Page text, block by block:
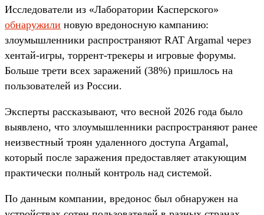
Исследователи из «Лаборатории Касперского»
обнаружили новую вредоносную кампанию:
злоумышленники распространяют RAT Argamal через
хентай-игры, торрент-трекеры и игровые форумы.
Больше трети всех заражений (38%) пришлось на
пользователей из России.
Эксперты рассказывают, что весной 2026 года было
выявлено, что злоумышленники распространяют ранее
неизвестный троян удаленного доступа Argamal,
который после заражения предоставляет атакующим
практически полный контроль над системой.
По данным компании, вредонос был обнаружен на